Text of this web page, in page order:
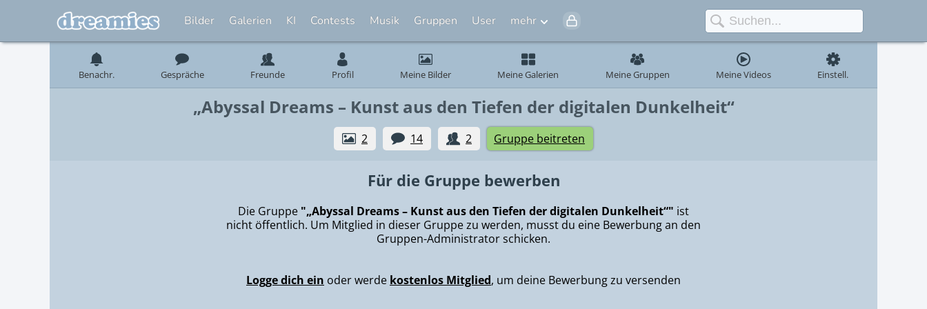
Bilder Galerien KI Contests Musik Gruppen User mehr
Benachr. Gespräche Freunde Profil Meine Bilder Meine Galerien Meine Gruppen Meine Videos Einstell.
„Abyssal Dreams – Kunst aus den Tiefen der digitalen Dunkelheit“
2 14 2 Gruppe beitreten
Für die Gruppe bewerben
Die Gruppe "„Abyssal Dreams – Kunst aus den Tiefen der digitalen Dunkelheit“" ist
nicht öffentlich. Um Mitglied in dieser Gruppe zu werden, musst du eine Bewerbung an den
Gruppen-Administrator schicken.
Logge dich ein oder werde kostenlos Mitglied, um deine Bewerbung zu versenden